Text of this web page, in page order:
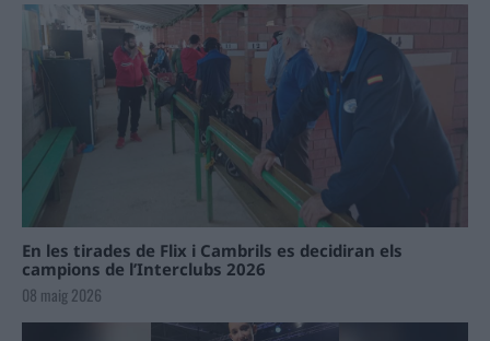
En les tirades de Flix i Cambrils es decidiran els
campions de l’Interclubs 2026
08 maig 2026